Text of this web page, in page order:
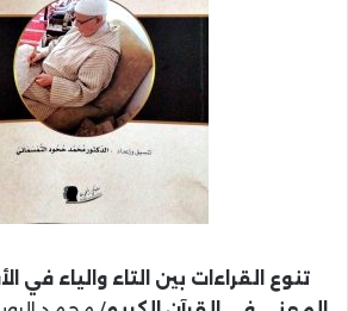
تنوع القراءات بين التاء والياء في